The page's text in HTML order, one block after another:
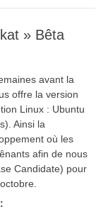
» Bêta
avant la
offre la version
Linux : Ubuntu
Ainsi la
où les
afin de nous
Candidate) pour